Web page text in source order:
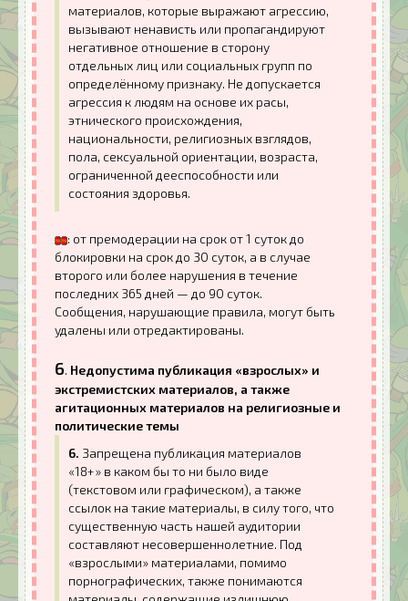
материалов, которые выражают агрессию,
вызывают ненависть или пропагандируют
негативное отношение в сторону
отдельных лиц или социальных групп по
определённому признаку. Не допускается
агрессия к людям на основе их расы,
этнического происхождения,
национальности, религиозных взглядов,
пола, сексуальной ориентации, возраста,
ограниченной дееспособности или
состояния здоровья.
: от премодерации на срок от 1 суток до
блокировки на срок до 30 суток, а в случае
второго или более нарушения в течение
последних 365 дней — до 90 суток.
Сообщения, нарушающие правила, могут быть
удалены или отредактированы.
6. Недопустима публикация «взрослых» и
экстремистских материалов, а также
агитационных материалов на религиозные и
политические темы
6. Запрещена публикация материалов
«18+» в каком бы то ни было виде
(текстовом или графическом), а также
ссылок на такие материалы, в силу того, что
существенную часть нашей аудитории
составляют несовершеннолетние. Под
«взрослыми» материалами, помимо
порнографических, также понимаются